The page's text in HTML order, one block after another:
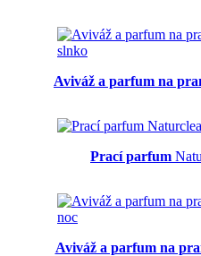
Aviváž a parfum na
Prací parfum
Aviváž a parfum na